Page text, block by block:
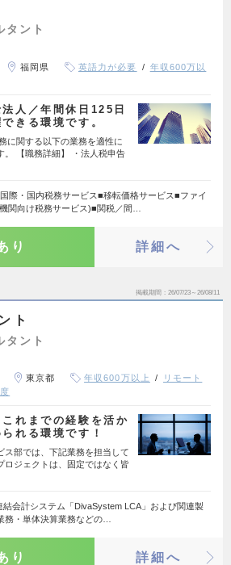
タント
福岡県 英語力が必要
年収600万以
人／年間休日125日
きる環境です。
に関する以下の業務を適性に
。 【職務詳細】 ・法人税申告
国際・国内税務サービス■移転価格サービス■ファイ
関向け税務サービス)■関税／間…
り 詳細へ
掲載期間 26/07/23～26/08/11
ト
タント
東京都 年収600万以上
リモート
これまでの経験を活か
れる環境です！
ス部では、下記業務を担当して
ロジェクトは、固定ではなく皆
結会計システム「DivaSystem LCA」および関連製
務・単体決算業務などの…
り 詳細へ